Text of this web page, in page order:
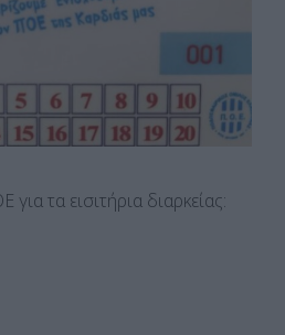
τα εισιτήρια διαρκείας: